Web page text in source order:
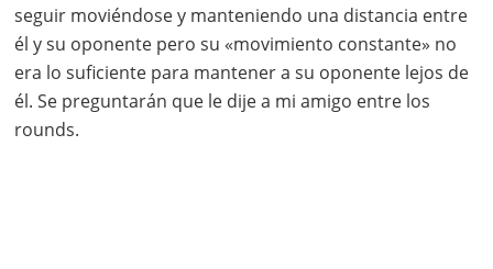
seguir moviéndose y manteniendo una distancia entre
él y su oponente pero su «movimiento constante» no
era lo suficiente para mantener a su oponente lejos de
él. Se preguntarán que le dije a mi amigo entre los
rounds.